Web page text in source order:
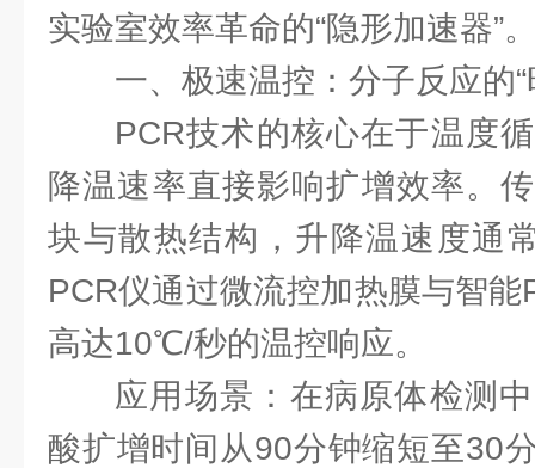
实验室效率革命的“隐形加速器”
一、极速温控：分子反应的“
PCR技术的核心在于温度
降温速率直接影响扩增效率。
块与散热结构，升降温速度通
PCR仪通过微流控加热膜与智
高达10℃/秒的温控响应。
应用场景：在病原体检测
酸扩增时间从90分钟缩短至30